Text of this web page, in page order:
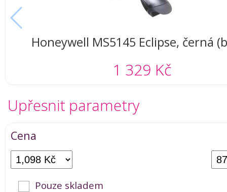
Honeywell MS5145 Eclipse, černá
1 329 Kč
Upřesnit parametry
Cena
Pouze skladem